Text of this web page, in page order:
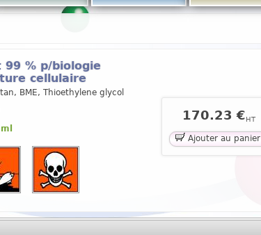
99 % p/biologie
cellulaire
BME, Thioethylene glycol
170.23 € HT
Ajouter au panier